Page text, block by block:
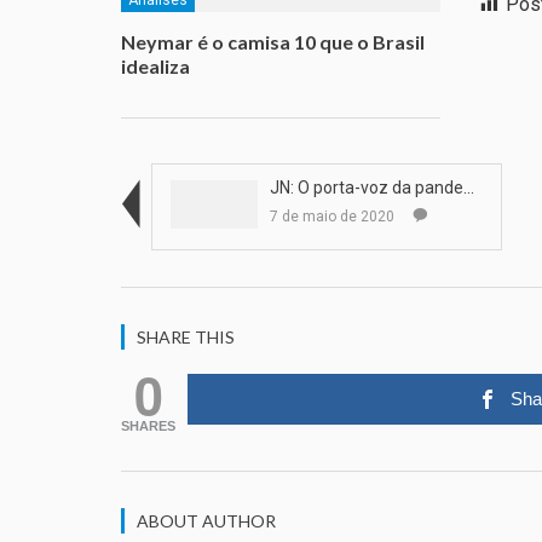
Neymar é o camisa 10 que o Brasil
idealiza
7 de maio de 2020
SHARE THIS
0
SHARES
ABOUT AUTHOR